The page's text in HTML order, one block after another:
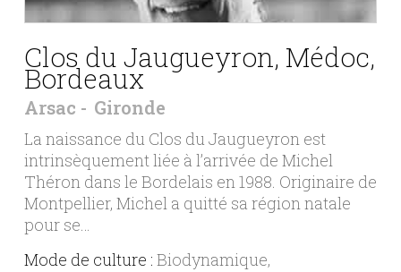
Clos du Jaugueyron, Médoc,
Bordeaux
Arsac Gironde
La naissance du Clos du Jaugueyron est
intrinsèquement liée à l’arrivée de Michel
Théron dans le Bordelais en 1988. Originaire de
Montpellier, Michel a quitté sa région natale
pour se…
Mode de culture : Biodynamique